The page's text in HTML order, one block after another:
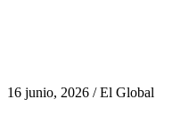
16 junio, 2026 / El Global